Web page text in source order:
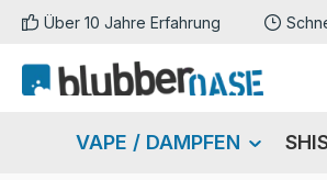
Hauptinhalt springen
Zur Suche springen
Zur Hauptnavigation springen
Über 10 Jahre Erfahrung
VAPE / DAMPFEN